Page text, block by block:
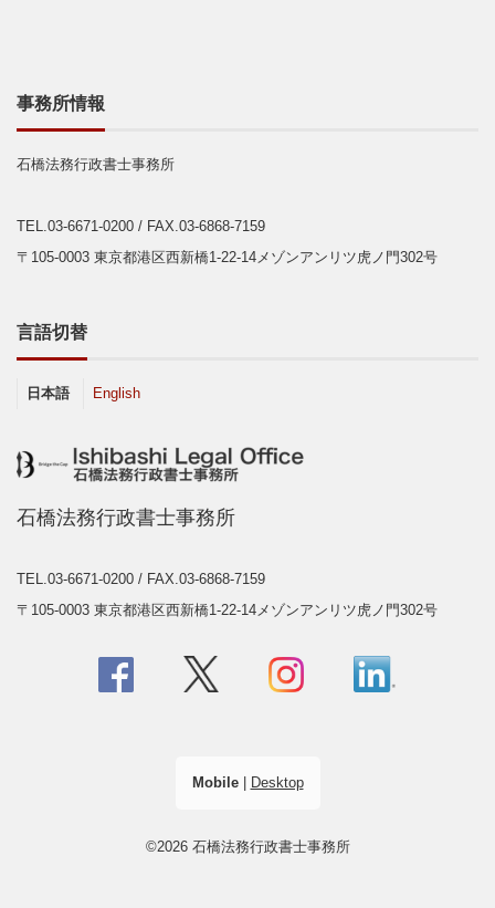
事務所情報
石橋法務行政書士事務所
TEL.03-6671-0200 / FAX.03-6868-7159
〒105-0003 東京都港区西新橋1-22-14メゾンアンリツ虎ノ門302号
言語切替
日本語 English
石橋法務行政書士事務所
TEL.03-6671-0200 / FAX.03-6868-7159
〒105-0003 東京都港区西新橋1-22-14メゾンアンリツ虎ノ門302号
Mobile| Desktop
©2026 石橋法務行政書士事務所